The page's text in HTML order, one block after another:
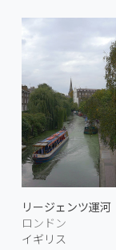
リージェンツ運河
ロンドン
イギリス